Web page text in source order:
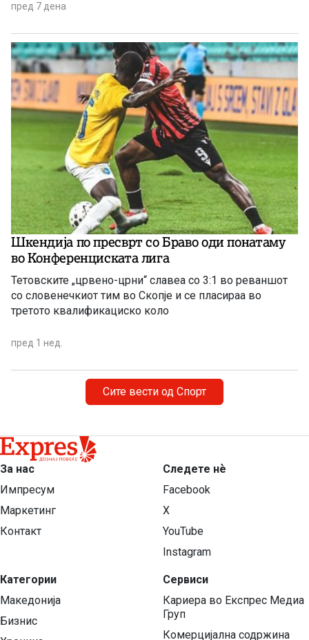
пред 7 дена
Шкендија по пресврт со Браво оди понатаму
во Конференциската лига
Тетовските „црвено-црни“ славеа со 3:1 во реваншот
со словенечкиот тим во Скопје и се пласираа во
третото квалификациско коло
пред 1 нед.
Сите вести од Спорт
За нас
Импресум
Маркетинг
Контакт
Категории
Македонија
Бизнис
Следете нѐ
Facebook
X
YouTube
Instagram
Сервиси
Кариера во Експрес Медиа
Груп
Комерцијална содржина